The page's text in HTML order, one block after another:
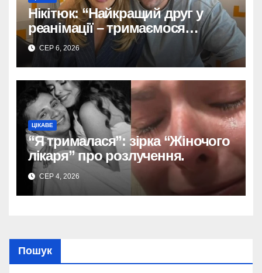
Нікітюк: “Найкращий друг у
реанімації – тримаємося
разом!”
СЕР 6, 2026
ЦІКАВЕ
“Я трималася”: зірка “Жіночого
лікаря” про розлучення.
СЕР 4, 2026
Пошук